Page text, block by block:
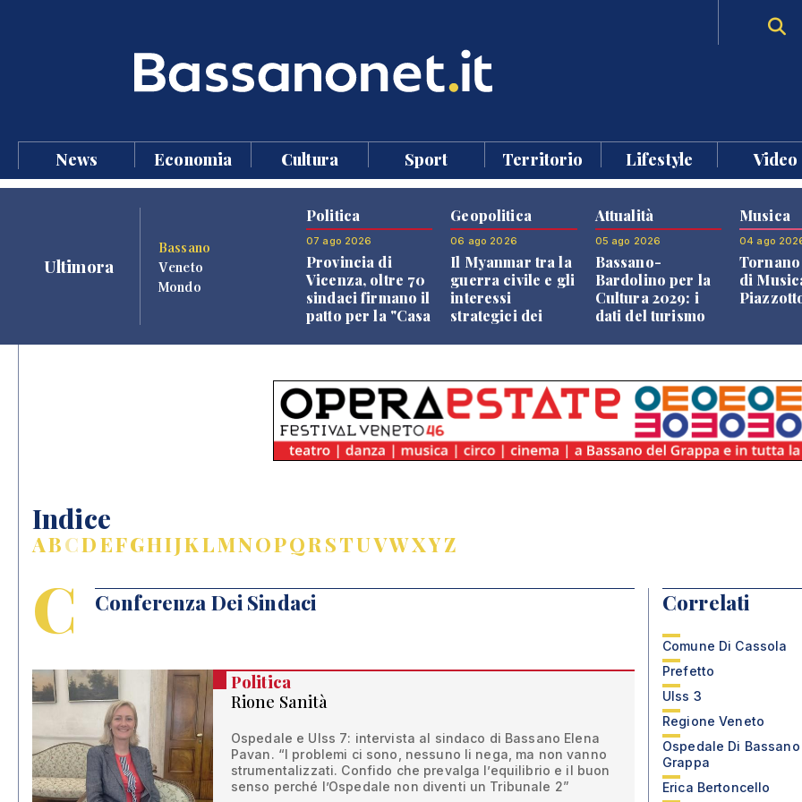
News Economia Cultura Sport Territorio Lifestyle Video
Ultimora
Bassano
Veneto
Mondo
Politica
07 ago 2026
Provincia di
Vicenza, oltre 70
sindaci firmano il
patto per la "Casa
Geopolitica
06 ago 2026
Il Myanmar tra la
guerra civile e gli
interessi
strategici dei
Attualità
05 ago 2026
Bassano-
Bardolino per la
Cultura 2029: i
dati del turismo
Musica
04 ago
di
Indice
ABCDEFGHIJKLMNOPQRSTUVWXYZ
C Conferenza Dei Sindaci
Politica
Rione Sanità
Ospedale e Ulss 7: intervista al sindaco di Bassano Elena
Pavan. “I problemi ci sono, nessuno li nega, ma non vanno
strumentalizzati. Confido che prevalga l’equilibrio e il buon
senso perché l’Ospedale non diventi un Tribunale 2”
Correlati
Comune Di Cassola
Prefetto
Ulss 3
Regione Veneto
Ospedale Di
Grappa
Erica Bertoncello